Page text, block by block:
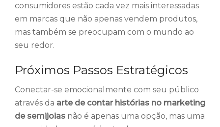
consumidores estão cada vez mais interessadas
em marcas que não apenas vendem produtos,
mas também se preocupam com o mundo ao
seu redor.
Próximos Passos Estratégicos
Conectar-se emocionalmente com seu público
através da arte de contar histórias no marketing
de semijoias não é apenas uma opção, mas uma